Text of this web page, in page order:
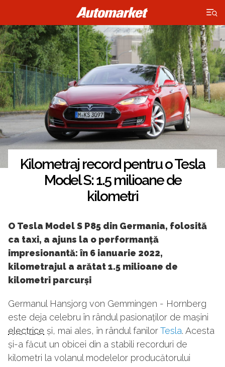
×
Kilometraj record pentru o Tesla
Model S: 1.5 milioane de
kilometri
O Tesla Model S P85 din Germania, folosită
ca taxi, a ajuns la o performanță
impresionantă: în 6 ianuarie 2022,
kilometrajul a arătat 1.5 milioane de
kilometri parcurși
Germanul Hansjorg von Gemmingen - Hornberg
este deja celebru în rândul pasionaților de mașini
electrice și, mai ales, în rândul fanilorTesla. Acesta
și-a făcut un obicei din a stabili recorduri de
kilometri la volanul modelelor producătorului